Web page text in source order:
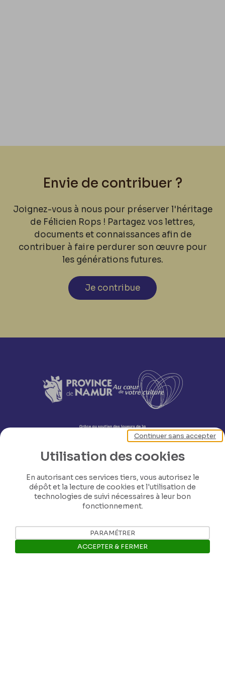
Envie de contribuer ?
Joignez-vous à nous pour préserver l'héritage
de Félicien Rops ! Partagez vos lettres,
documents et connaissances afin de
contribuer à faire perdurer son œuvre pour
les générations futures.
Je contribue
Nos coordonnées
Utilisation des cookies
En autorisant ces services tiers, vous autorisez le
dépôt et la lecture de cookies et l'utilisation de
technologies de suivi nécessaires à leur bon
fonctionnement.
Continuer sans accepter
PARAMÉTRER
ACCEPTER & FERMER